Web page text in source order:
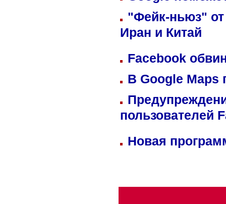
"Фейк-ньюз" от
Иран и Китай
Facebook
В Google Maps
пользователей
Новая